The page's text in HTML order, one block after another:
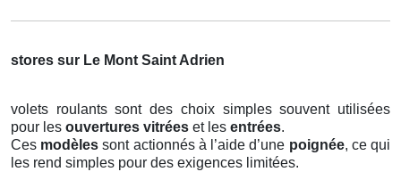
stores sur Le Mont Saint Adrien
volets roulants sont des choix simples souvent utilisées
pour les ouvertures vitrées et les entrées.
Ces modèles sont actionnés à l’aide d’une poignée, ce qui
les rend simples pour des exigences limitées.